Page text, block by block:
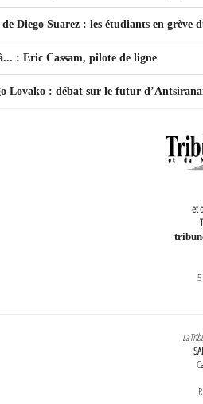
Diego Suarez : les étudiants en grève
: Eric Cassam, pilote de ligne
Lovako : débat sur le futur
et